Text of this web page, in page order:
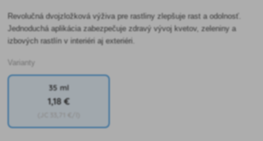
Revolučná dvojzložková výživa pre rastliny zlepšuje rast a odolnosť.
Jednoduchá aplikácia zabezpečuje zdravý vývoj kvetov, zeleniny a
izbových rastlín v interiéri aj exteriéri.
Varianty
35 ml
1,18 €
,71 €/l)